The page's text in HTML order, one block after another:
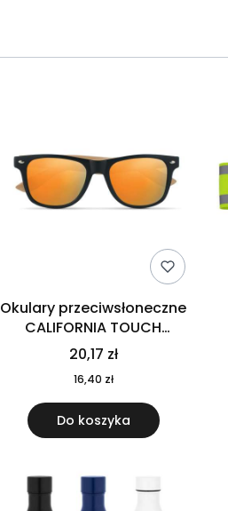
Okulary przeciwsłoneczne
CALIFORNIA TOUCH
MO9617-10
20,17 zł
16,40 zł
Do koszyka